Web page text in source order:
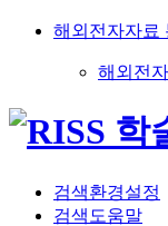
해외전자자료
해외전
검색환경설정
검색도움말